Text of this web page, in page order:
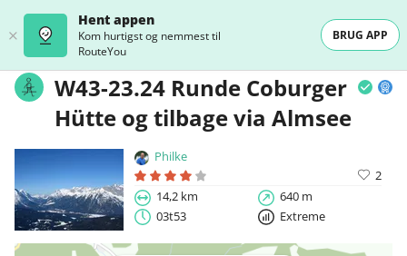
Hent appen
Kom hurtigst og nemmest til
RouteYou
BRUG APP
W43-23.24 Runde Coburger
Hütte og tilbage via Almsee
Philke
2
14,2 km
640 m
03t53
Extreme